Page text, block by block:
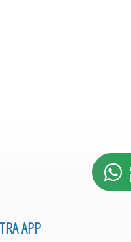
APP